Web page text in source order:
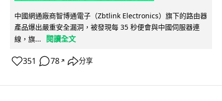
中國網通廠商智博通電子（Zbtlink Electronics）旗下的路由器
產品爆出嚴重安全漏洞，被發現每 35 秒便會與中國伺服器連
線，旗...
閱讀全文
351 78 ↗ 分享